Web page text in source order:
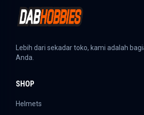
Lebih dari sekadar toko, kami adalah
Anda.
SHOP
Helmets